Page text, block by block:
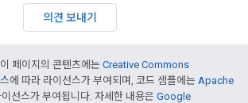
의견 보내기
페이지의 콘텐츠에는 Creative Commons
에 따라 라이선스가 부여되며, 코드 샘플에는 Apache
선스가 부여됩니다. 자세한 내용은 Google